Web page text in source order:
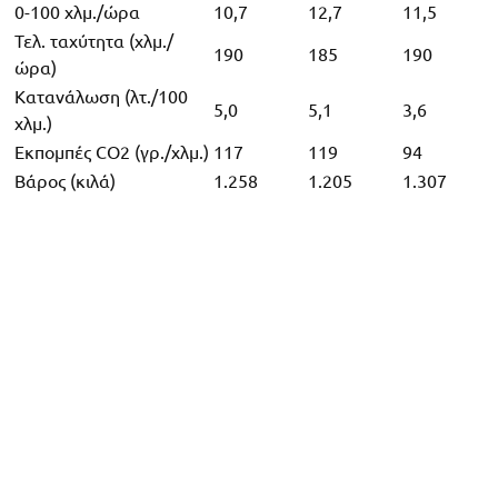
0-100 χλμ./ώρα
10,7 12,7
11,5
Τελ. ταχύτητα (χλμ./
ώρα)
190 185 190
Κατανάλωση (λτ./100
χλμ.)
5,0 5,1 3,6
Εκπομπές CO2 (γρ./χλμ.) 117 119
94
Βάρος (κιλά)
1.258 1.205 1.307